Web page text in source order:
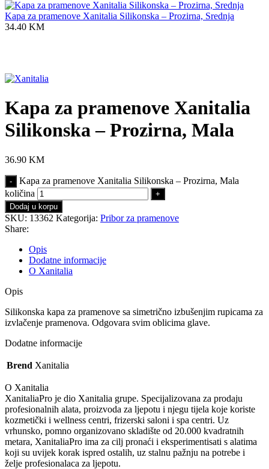
Kapa za pramenove Xanitalia Silikonska – Prozirna, Srednja
34.40 KM
Kapa za pramenove Xanitalia
Silikonska – Prozirna, Mala
36.90 KM
Kapa za pramenove Xanitalia Silikonska – Prozirna, Mala
količina
Dodaj u korpu
SKU: 13362 Kategorija: Pribor za pramenove
Share:
Opis
Dodatne informacije
O Xanitalia
Opis
Silikonska kapa za pramenove sa simetrično izbušenjim rupicama za
izvlačenje pramenova. Odgovara svim oblicima glave.
Dodatne informacije
Brend Xanitalia
O Xanitalia
XanitaliaPro je dio Xanitalia grupe. Specijalizovana za prodaju
profesionalnih alata, proizvoda za ljepotu i njegu tijela koje koriste
kozmetički i wellness centri, frizerski saloni i spa centri. Uz
vrhunsko, pomno organizovano skladište od 20.000 kvadratnih
metara, XanitaliaPro ima za cilj pronaći i eksperimentisati s alatima
koji su uvijek korak ispred ostalih, uz stalnu pažnju na potrebe i
želje profesionalaca za ljepotu.